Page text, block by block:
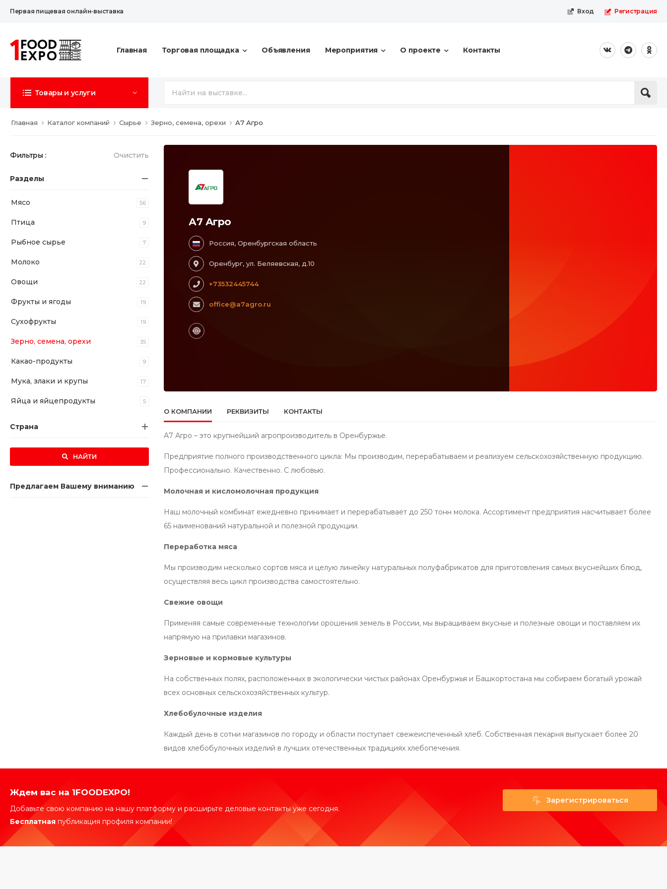
Первая пищевая онлайн-выставка Вход Регистрация
Главная Торговая площадка Объявления Мероприятия О проекте Контакты
Товары и услуги
Главная Каталог компаний Сырье Зерно, семена, орехи А7 Агро
Фильтры : Очистить
Разделы
Мясо 56
Птица 9
Рыбное сырье 7
Молоко 22
Овощи 22
Фрукты и ягоды 19
Сухофрукты 19
Зерно, семена, орехи 35
Какао-продукты 9
Мука, злаки и крупы 17
Яйца и яйцепродукты 5
Страна
НАЙТИ
Предлагаем Вашему вниманию
А7 Агро
Россия, Оренбургская область
Оренбург, ул. Беляевская, д.10
+73532445744
office@a7agro.ru
О КОМПАНИИ РЕКВИЗИТЫ КОНТАКТЫ
А7 Агро – это крупнейший агропроизводитель в Оренбуржье.
Предприятие полного производственного цикла: Мы производим, перерабатываем и реализуем сельскохозяйственную продукцию.
Профессионально. Качественно. С любовью.
Молочная и кисломолочная продукция
Наш молочный комбинат ежедневно принимает и перерабатывает до 250 тонн молока. Ассортимент предприятия насчитывает более
65 наименований натуральной и полезной продукции.
Переработка мяса
Мы производим несколько сортов мяса и целую линейку натуральных полуфабрикатов для приготовления самых вкуснейших блюд,
осуществляя весь цикл производства самостоятельно.
Свежие овощи
Применяя самые современные технологии орошения земель в России, мы выращиваем вкусные и полезные овощи и поставляем их
напрямую на прилавки магазинов.
Зерновые и кормовые культуры
На собственных полях, расположенных в экологически чистых районах Оренбуржья и Башкортостана мы собираем богатый урожай
всех основных сельскохозяйственных культур.
Хлебобулочные изделия
Каждый день в сотни магазинов по городу и области поступает свежеиспеченный хлеб. Собственная пекарня выпускает более 20
видов хлебобулочных изделий в лучших отечественных традициях хлебопечения.
Ждем вас на 1FOODEXPO!
Добавьте свою компанию на нашу платформу и расширьте деловые контакты уже сегодня.
Бесплатная публикация профиля компании!
Зарегистрироваться